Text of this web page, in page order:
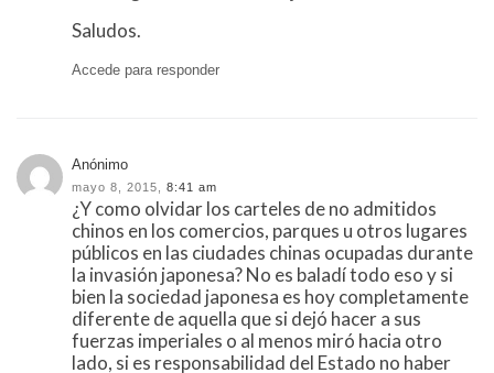
Saludos.
Accede para responder
Anónimo
mayo 8, 2015, 8:41 am
¿Y como olvidar los carteles de no admitidos
chinos en los comercios, parques u otros lugares
públicos en las ciudades chinas ocupadas durante
la invasión japonesa? No es baladí todo eso y si
bien la sociedad japonesa es hoy completamente
diferente de aquella que si dejó hacer a sus
fuerzas imperiales o al menos miró hacia otro
lado, si es responsabilidad del Estado no haber